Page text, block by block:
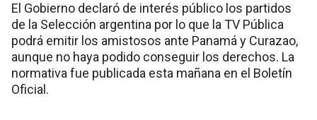
El Gobierno declaró de interés público los partidos
de la Selección argentina por lo que la TV Pública
podrá emitir los amistosos ante Panamá y Curazao,
aunque no haya podido conseguir los derechos. La
normativa fue publicada esta mañana en el Boletín
Oficial.